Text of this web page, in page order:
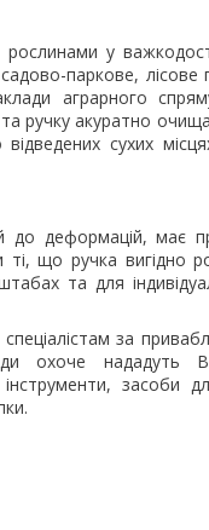
у
паркове, лісове
аграрного
ручку акуратно
сухих
до деформацій, має
що ручка вигідно
та для
за
охоче нададуть
засоби